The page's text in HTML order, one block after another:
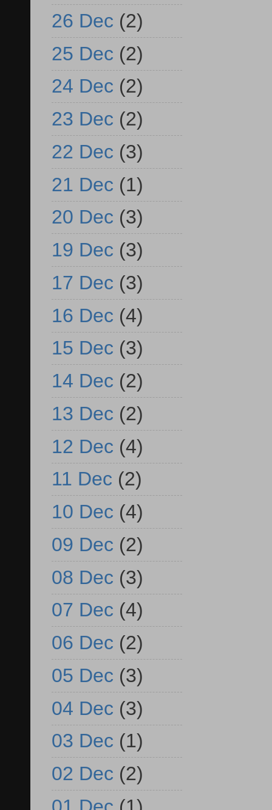
26 Dec (2)
25 Dec (2)
24 Dec (2)
23 Dec (2)
22 Dec (3)
21 Dec (1)
20 Dec (3)
19 Dec (3)
17 Dec (3)
16 Dec (4)
15 Dec (3)
14 Dec (2)
13 Dec (2)
12 Dec (4)
11 Dec (2)
10 Dec (4)
09 Dec (2)
08 Dec (3)
07 Dec (4)
06 Dec (2)
05 Dec (3)
04 Dec (3)
03 Dec (1)
02 Dec (2)